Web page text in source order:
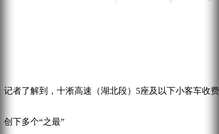
记者了解到，十淅高速（湖北段）5座及以下小客车收
创下多个“之最”